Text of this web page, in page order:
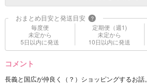
おまとめ目安と発送目安 ?
毎度便
未定から
5日以内に発送
定期便（週1)
未定から
10日以内に発送
コメント
長義と国広が仲良く（？）ショッピングするお話。